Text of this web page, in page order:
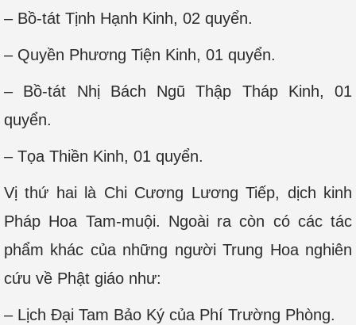
– Bồ-tát Tịnh Hạnh Kinh, 02 quyển.
– Quyền Phương Tiện Kinh, 01 quyển.
– Bồ-tát Nhị Bách Ngũ Thập Tháp Kinh, 01
quyển.
– Tọa Thiền Kinh, 01 quyển.
Vị thứ hai là Chi Cương Lương Tiếp, dịch kinh
Pháp Hoa Tam-muội. Ngoài ra còn có các tác
phẩm khác của những người Trung Hoa nghiên
cứu về Phật giáo như:
– Lịch Đại Tam Bảo Ký của Phí Trường Phòng.